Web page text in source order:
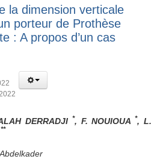
la dimension verticale
porteur de Prothèse
: A propos d’un cas
DERRADJI *, F. NOUIOUA *, L.
**